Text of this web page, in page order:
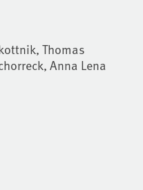
Thomas
Anna Lena